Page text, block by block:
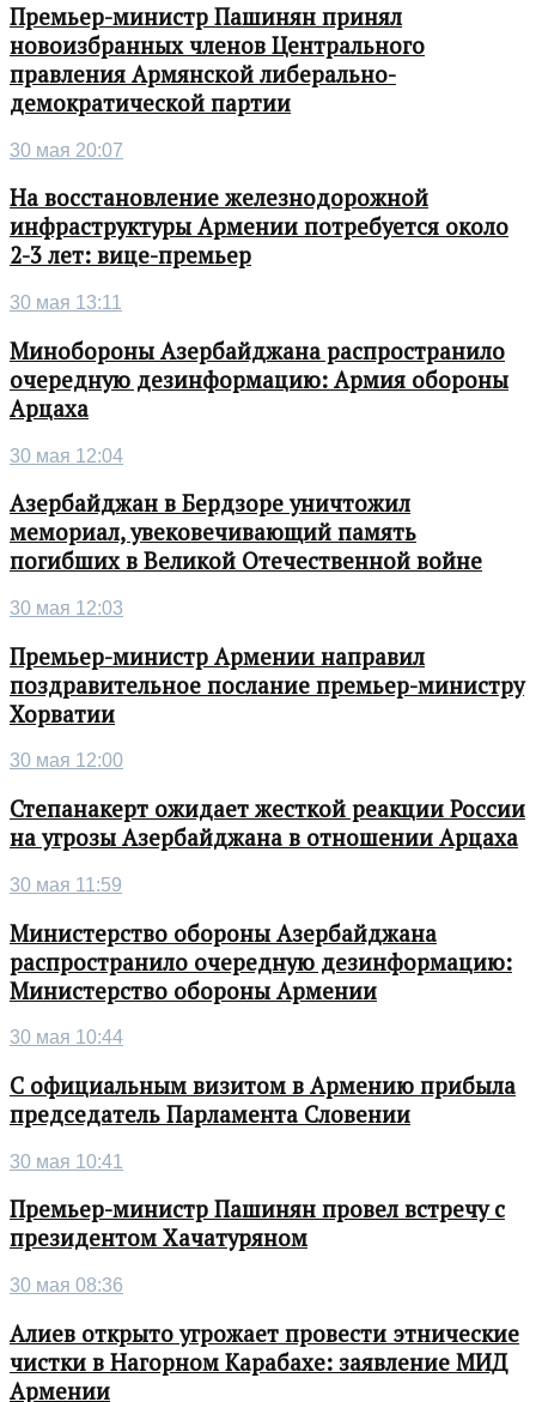
Премьер-министр Пашинян принял
новоизбранных членов Центрального
правления Армянской либерально-
демократической партии
30 мая 20:07
На восстановление железнодорожной
инфраструктуры Армении потребуется около
2-3 лет: вице-премьер
30 мая 13:11
Минобороны Азербайджана распространило
очередную дезинформацию: Армия обороны
Арцаха
30 мая 12:04
Азербайджан в Бердзоре уничтожил
мемориал, увековечивающий память
погибших в Великой Отечественной войне
30 мая 12:03
Премьер-министр Армении направил
поздравительное послание премьер-министру
Хорватии
30 мая 12:00
Степанакерт ожидает жесткой реакции России
на угрозы Азербайджана в отношении Арцаха
30 мая 11:59
Министерство обороны Азербайджана
распространило очередную дезинформацию:
Министерство обороны Армении
30 мая 10:44
С официальным визитом в Армению прибыла
председатель Парламента Словении
30 мая 10:41
Премьер-министр Пашинян провел встречу с
президентом Хачатуряном
30 мая 08:36
Алиев открыто угрожает провести этнические
чистки в Нагорном Карабахе: заявление МИД
Армении